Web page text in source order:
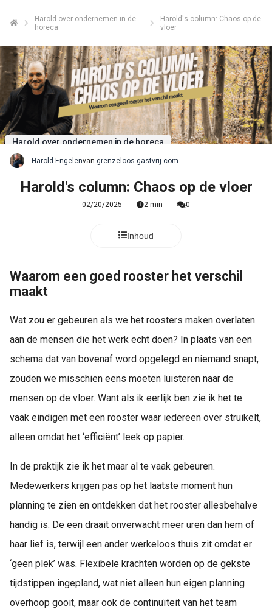
Harold over ondernemen in de
horeca
Harold's column: Chaos op de
vloer
Harold over ondernemen in de horeca
Harold Engelenvan grenzeloos-gastvrij.com
Harold's column: Chaos op de vloer
02/20/2025 2 min 0
Inhoud
Waarom een goed rooster het verschil
maakt
Wat zou er gebeuren als we het roosters maken overlaten
aan de mensen die het werk echt doen? In plaats van een
schema dat van bovenaf word opgelegd en niemand snapt,
zouden we misschien eens moeten luisteren naar de
mensen op de vloer. Want als ik eerlijk ben zie ik het te
vaak eindigen met een rooster waar iedereen over struikelt,
alleen omdat het ‘efficiënt’ leek op papier.
In de praktijk zie ik het maar al te vaak gebeuren.
Medewerkers krijgen pas op het laatste moment hun
planning te zien en ontdekken dat het rooster allesbehalve
handig is. De een draait onverwacht meer uren dan hem of
haar lief is, terwijl een ander werkeloos thuis zit omdat er
‘geen plek’ was. Flexibele krachten worden op de gekste
tijdstippen ingepland, wat niet alleen hun eigen planning
overhoop gooit, maar ook de continuïteit van het team
policy
om
kan de
niet
om
van
gebruikt
te
Hierdoor
website-